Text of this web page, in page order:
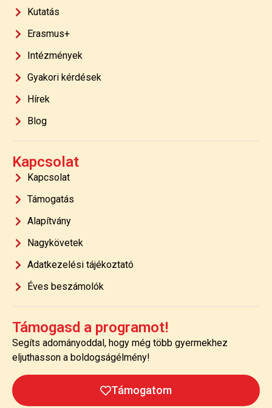
Kutatás
Erasmus+
Intézmények
Gyakori kérdések
Hírek
Blog
Kapcsolat
Kapcsolat
Támogatás
Alapítvány
Nagykövetek
Adatkezelési tájékoztató
Éves beszámolók
Támogasd a programot!
Segíts adományoddal, hogy még több gyermekhez
eljuthasson a boldogságélmény!
Támogatom